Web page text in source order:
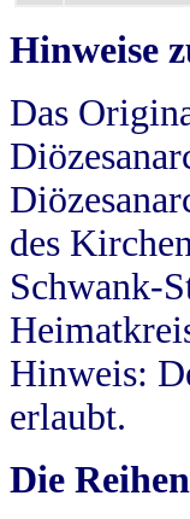
Hinweise
Das
des
Schwank-
Hinweis:
erlaubt.
Die